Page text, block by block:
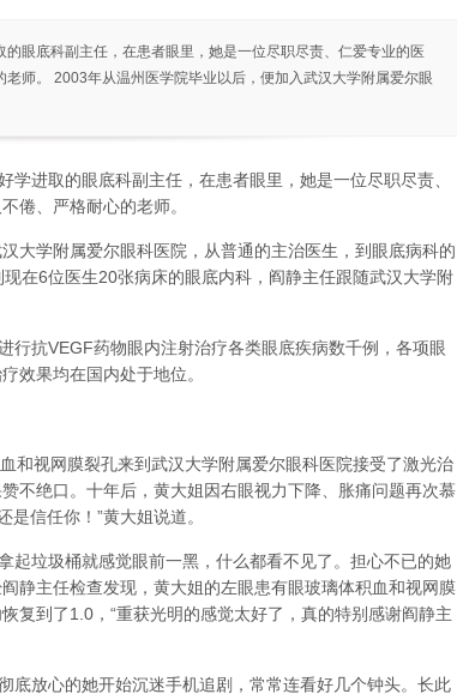
眼底科副主任，在患者眼里，她是一位尽职尽责、仁爱专业的医
师。 2003年从温州医学院毕业以后，便加入武汉大学附属爱尔眼
进取的眼底科副主任，在患者眼里，她是一位尽职尽责、
倦、严格耐心的老师。
大学附属爱尔眼科医院，从普通的主治医生，到眼底病科的
在6位医生20张病床的眼底内科，阎静主任跟随武汉大学附
行抗VEGF药物眼内注射治疗各类眼底疾病数千例，各项眼
效果均在国内处于地位。
和视网膜裂孔来到武汉大学附属爱尔眼科医院接受了激光治
不绝口。十年后，黄大姐因右眼视力下降、胀痛问题再次慕
信任你！”黄大姐说道。
起垃圾桶就感觉眼前一黑，什么都看不见了。担心不已的她
静主任检查发现，黄大姐的左眼患有眼玻璃体积血和视网膜
复到了1.0，“重获光明的感觉太好了，真的特别感谢阎静主
底放心的她开始沉迷手机追剧，常常连看好几个钟头。长此